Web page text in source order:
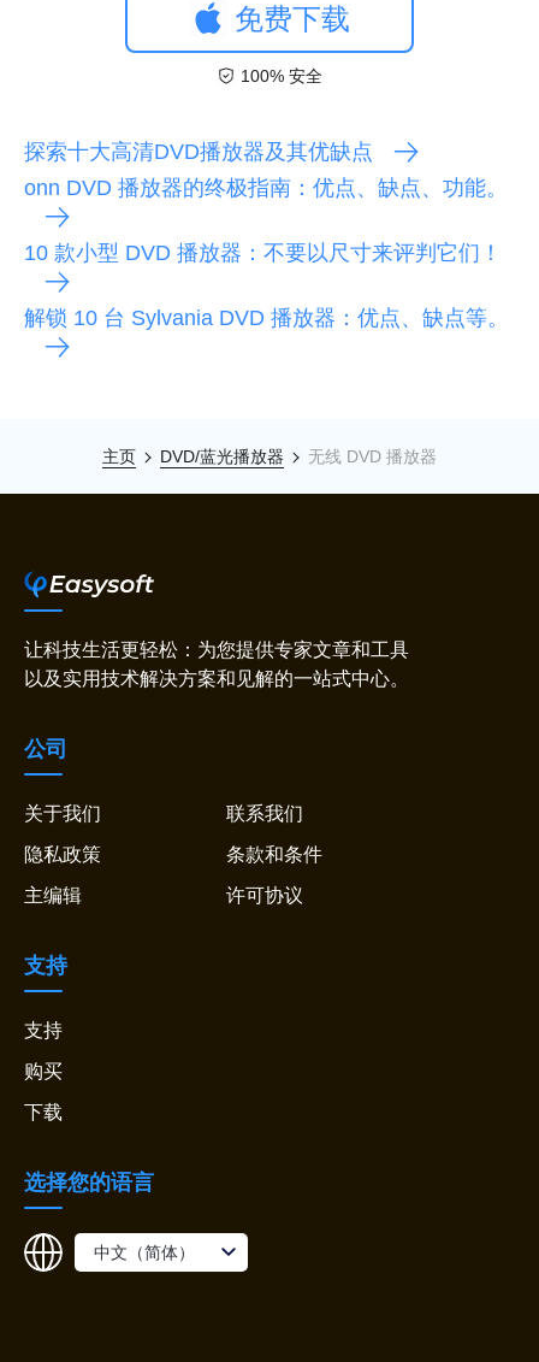
免费下载
100% 安全
探索十大高清DVD播放器及其优缺点
onn DVD 播放器的终极指南：优点、缺点、功能。
10 款小型 DVD 播放器：不要以尺寸来评判它们！
解锁 10 台 Sylvania DVD 播放器：优点、缺点等。
主页 DVD/蓝光播放器 无线 DVD 播放器
让科技生活更轻松：为您提供专家文章和工具
以及实用技术解决方案和见解的一站式中心。
公司
关于我们
联系我们
隐私政策
条款和条件
主编辑
许可协议
支持
支持
购买
下载
选择您的语言
中文（简体）